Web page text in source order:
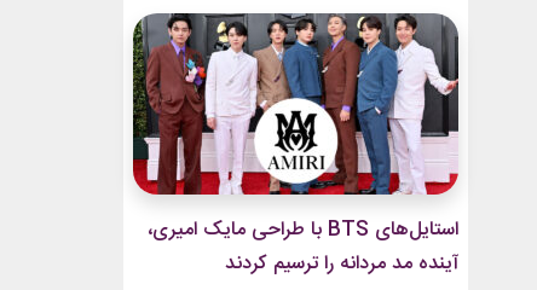
است. از مدل‌های بسیار کوتاه تا فرم‌های ساختاریافته،
هر تغییر برای او به یک اتفاق فشن تبدیل شده
است.لینک پیشنهادیخرید...
استایل‌های BTS با طراحی مایک امیری،
آینده مد مردانه را ترسیم کردند